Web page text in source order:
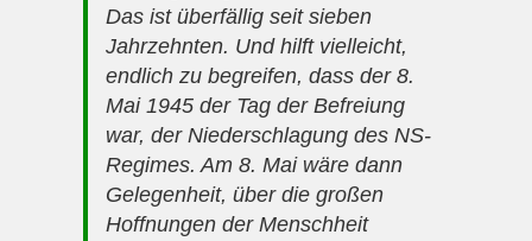
Das ist überfällig seit sieben
Jahrzehnten. Und hilft vielleicht,
endlich zu begreifen, dass der 8.
Mai 1945 der Tag der Befreiung
war, der Niederschla­gung des NS-
Regimes. Am 8. Mai wäre dann
Gelegenheit, über die großen
Hoffnungen der Menschheit